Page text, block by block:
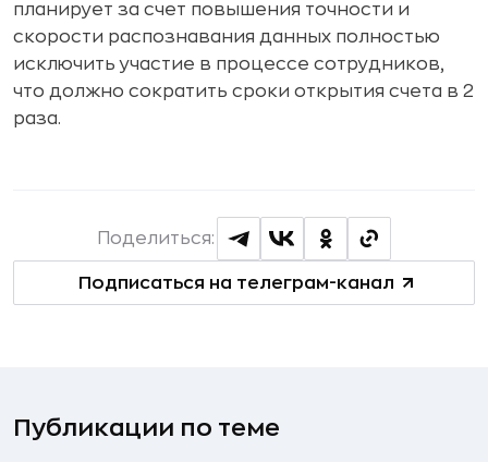
планирует за счет повышения точности и
скорости распознавания данных полностью
исключить участие в процессе сотрудников,
что должно сократить сроки открытия счета в 2
раза.
Подписаться на телеграм-канал
Поделиться:
Публикации по теме